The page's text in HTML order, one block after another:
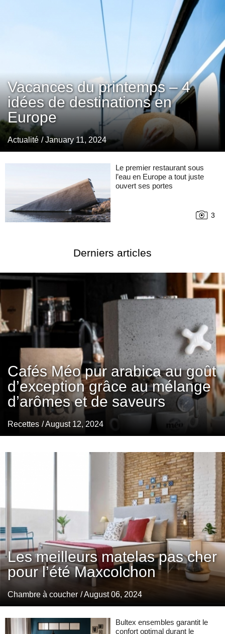
Vacances du printemps – 4
idées de destinations en
Europe
Actualité / January 11, 2024
Le premier restaurant sous
l’eau en Europe a tout juste
ouvert ses portes
3
Derniers articles
Cafés Méo pur arabica au goût
d’exception grâce au mélange
d’arômes et de saveurs
Recettes / August 12, 2024
Les meilleurs matelas pas cher
pour l’été Maxcolchon
Chambre à coucher / August 06, 2024
Bultex ensembles garantit le
confort optimal durant le